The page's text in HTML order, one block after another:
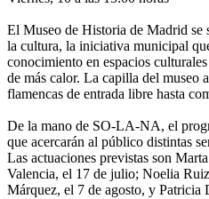
El Museo de Historia de Madrid se
la cultura, la iniciativa municipal
conocimiento en espacios
de más calor. La capilla del museo
flamencas de entrada libre hasta
De la mano de SO-LA-NA, el
que acercarán al público distintas
Las actuaciones previstas son
Valencia, el 17 de julio; Noelia
Márquez, el 7 de agosto, y Patricia